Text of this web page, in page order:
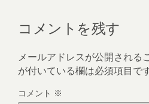
コメントを残す
メールアドレスが公開される
が付いている欄は必須項目で
コメント ※